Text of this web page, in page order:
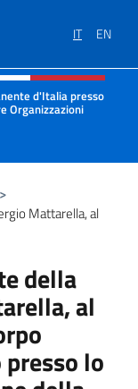
IT EN
e menù
d'Italia presso
Organizzazioni
Onu
>
Mattarella, al
della
al
lo